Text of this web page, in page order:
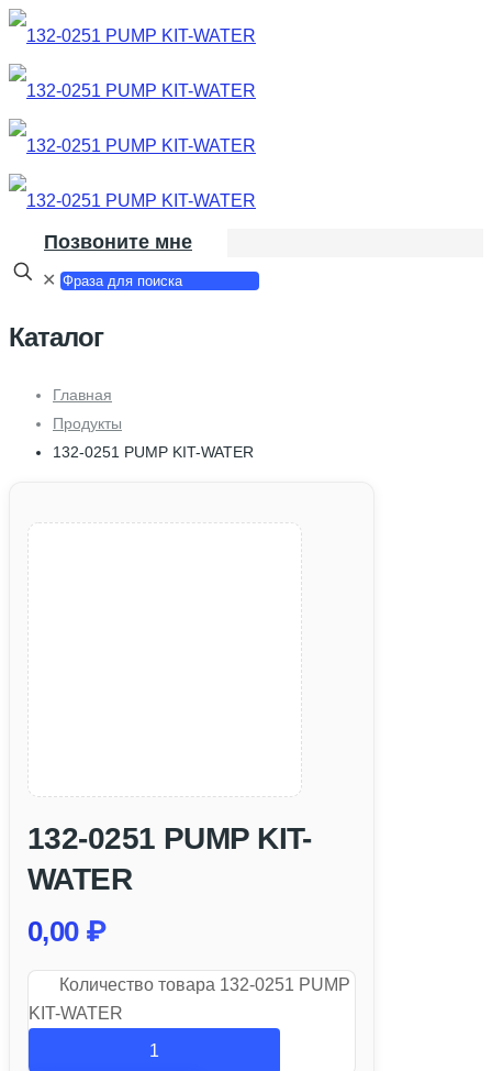
Позвоните мне
✕
Каталог
Главная
Продукты
132-0251 PUMP KIT-WATER
132-0251 PUMP KIT-
WATER
0,00 ₽
Количество товара 132-0251 PUMP
KIT-WATER